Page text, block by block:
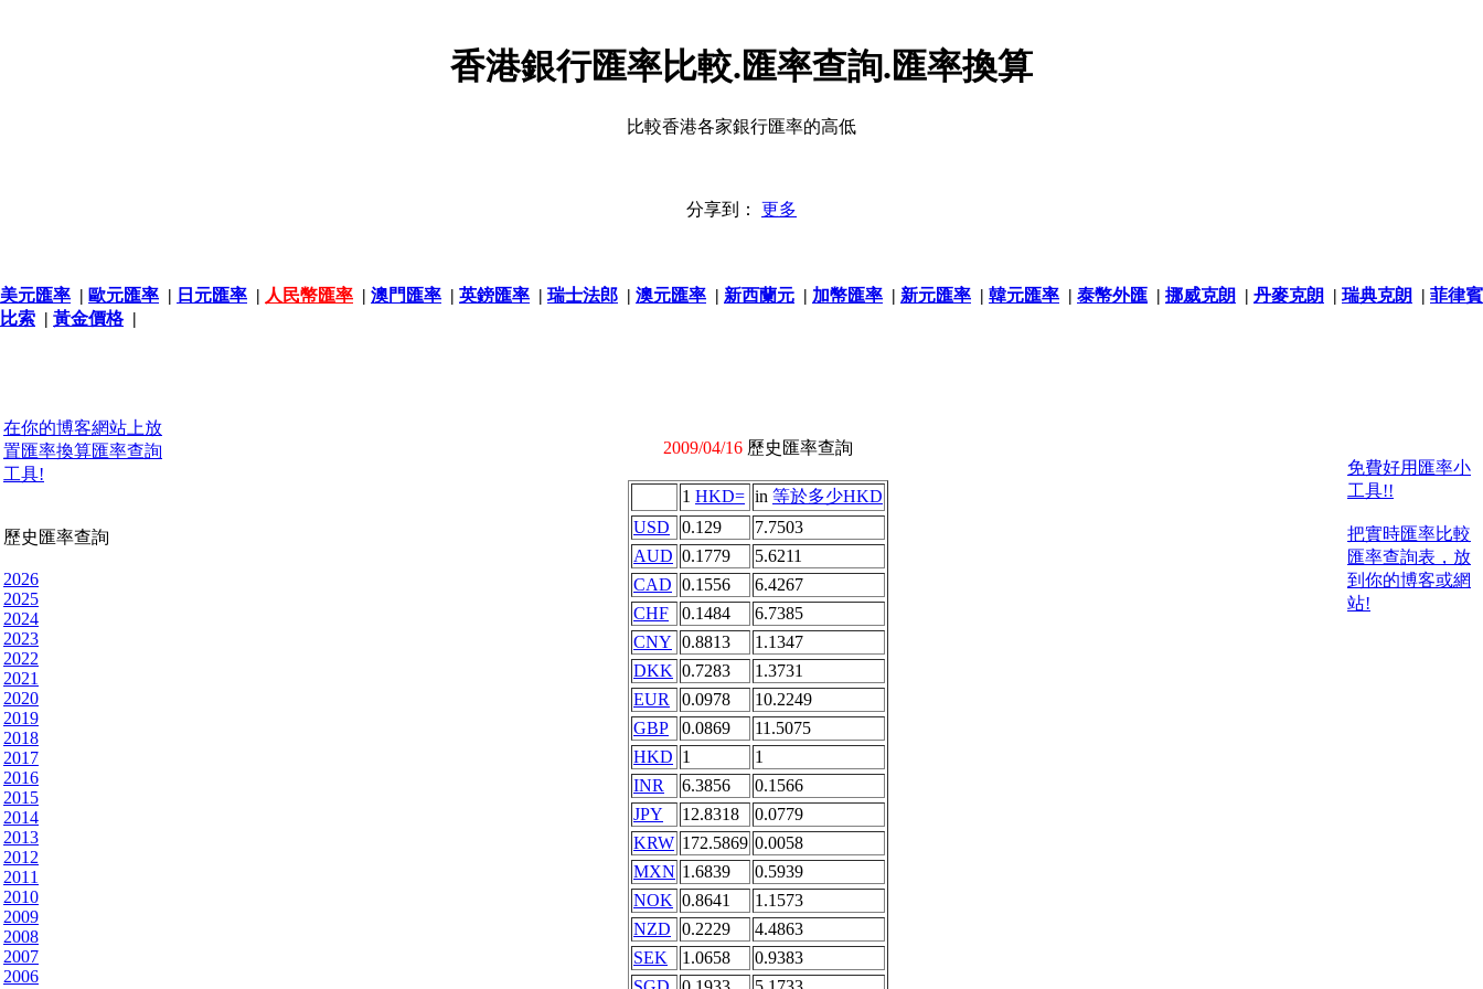
香港銀行匯率比較.匯率查詢.匯率換算
比較香港各家銀行匯率的高低
分享到： 更多
美元匯率 | 歐元匯率 | 日元匯率 | 人民幣匯率 | 澳門匯率 | 英鎊匯率 | 瑞士法郎 | 澳元匯率 | 新西蘭元 | 加幣匯率 | 新元匯率 | 韓元匯率 | 泰幣外匯 | 挪威克朗 | 丹麥克朗 | 瑞典克朗 | 菲律賓
比索 | 黃金價格|
在你的博客網站上放
置匯率換算匯率查詢
工具!
歷史匯率查詢
2026
2025
2024
2023
2022
2021
2020
2019
2018
2017
2016
2015
2014
2013
2012
2011
2010
2009
2008
2007
2006
2009/04/16 歷史匯率查詢
1 HKD= in 等於多少HKD
USD
0.129
7.7503
AUD 0.1779
5.6211
CAD 0.1556
6.4267
CHF
0.1484
6.7385
CNY 0.8813
1.1347
DKK 0.7283
1.3731
EUR
0.0978
10.2249
GBP
0.0869
11.5075
HKD 1
1
INR
6.3856
0.1566
JPY
12.8318
0.0779
KRW 172.5869 0.0058
MXN 1.6839
0.5939
NOK 0.8641
1.1573
NZD
0.2229
4.4863
SEK
1.0658
0.9383
免費好用匯率小
工具!!
把實時匯率比較
匯率查詢表，放
到你的博客或網
站!